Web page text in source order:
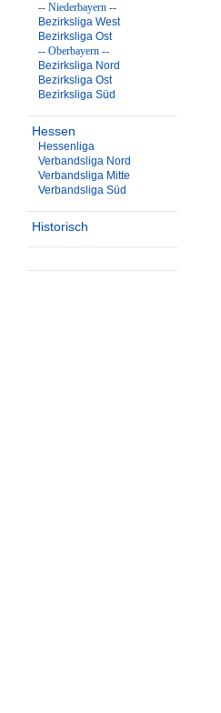
-- Niederbayern --
Bezirksliga West
Bezirksliga Ost
-- Oberbayern --
Bezirksliga Nord
Bezirksliga Ost
Bezirksliga Süd
Hessen
Hessenliga
Verbandsliga Nord
Verbandsliga Mitte
Verbandsliga Süd
Historisch